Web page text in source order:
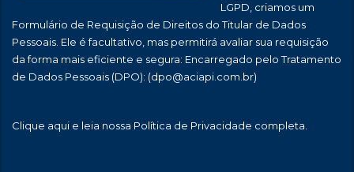
LGPD, criamos um
Formulário de Requisição de Direitos do Titular de Dados
Pessoais. Ele é facultativo, mas permitirá avaliar sua requisição
da forma mais eficiente e segura: Encarregado pelo Tratamento
de Dados Pessoais (DPO): (dpo@aciapi.com.br)
Clique aqui e leia nossa Política de Privacidade completa.